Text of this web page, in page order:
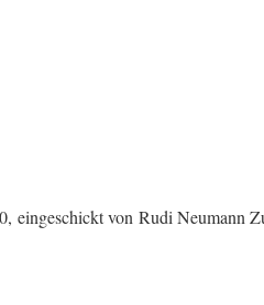
eingeschickt von Rudi Neumann